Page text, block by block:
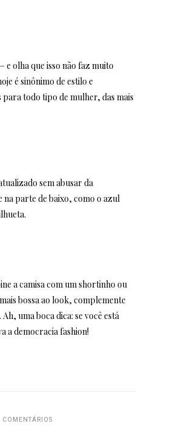
e olha que isso não faz muito
é sinônimo de estilo e
todo tipo de mulher, das mais
sem abusar da
na parte de baixo, como o azul
a camisa com um shortinho ou
bossa ao look, complemente
uma boca dica: se você está
a democracia fashion!
COMENTÁRIOS